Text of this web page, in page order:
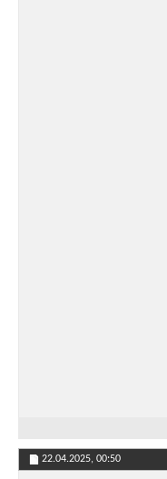
22.04.2025, 00:50